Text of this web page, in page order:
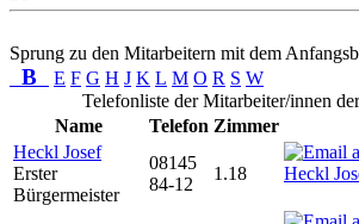
Sprung zu den Mitarbeitern mit dem
B E F G H J K L M O R S W
Telefonliste der Mitarbeiter/innen
Name
Telefon Zimmer
Heckl Josef
Erster
Bürgermeister
08145
84-12
1.18